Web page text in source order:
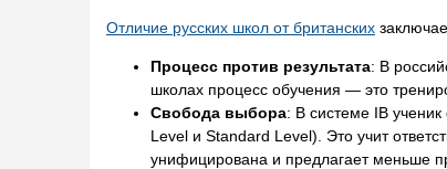
Отличие русских школ от британских
Процесс против результата: В
школах процесс обучения — это
Свобода выбора: В системе IB
Level и Standard Level). Это учит
унифицирована и предлагает меньше